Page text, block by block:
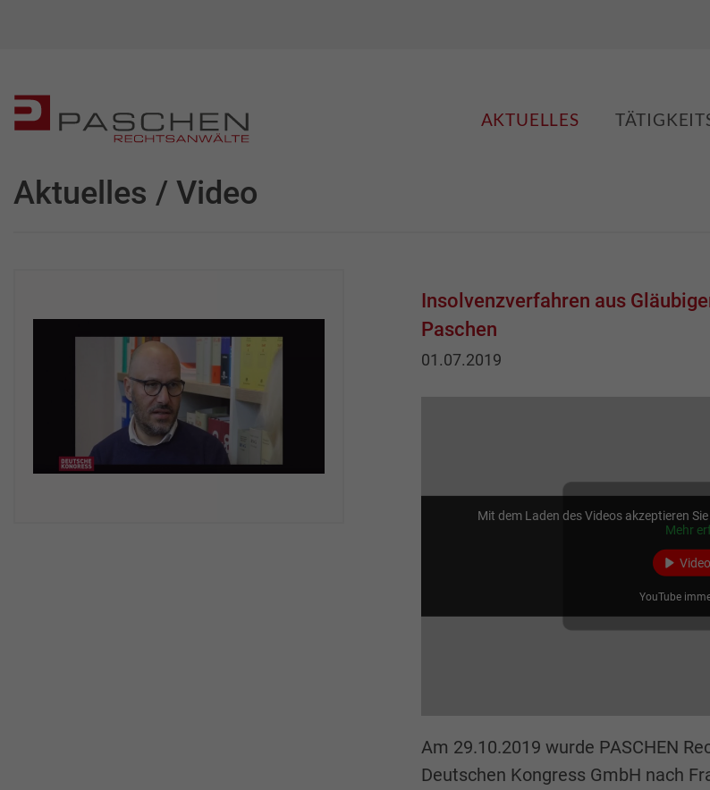
AKTUELLES
Aktuelles / Video
Insolvenzverfahren aus
Paschen
01.07.2019
Mit dem Laden des Videos akzeptieren
Mehr
YouTube
Am 29.10.2019 wurde PASCHEN
Deutschen Kongress GmbH nach